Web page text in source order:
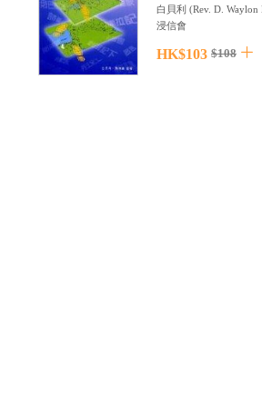
白貝利 (Rev. D. Waylon
浸信會
HK$103 $108